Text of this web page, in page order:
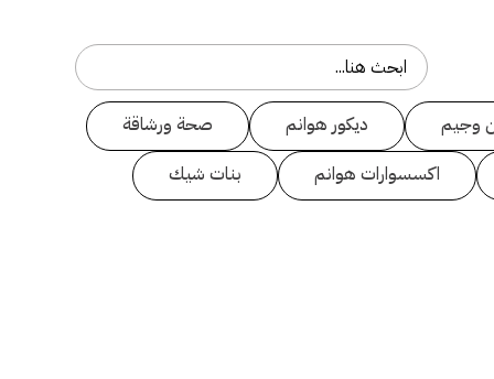
وجيم ديكور هوانم
صحة ورشاقة
اكسسوارات هوانم
بنات شيك